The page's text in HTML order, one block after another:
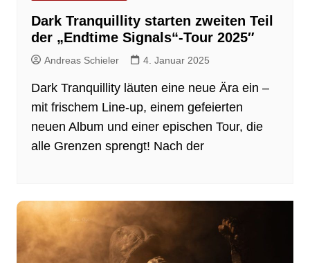
Dark Tranquillity starten zweiten Teil
der „Endtime Signals“-Tour 2025″
Andreas Schieler 4. Januar 2025
Dark Tranquillity läuten eine neue Ära ein –
mit frischem Line-up, einem gefeierten
neuen Album und einer epischen Tour, die
alle Grenzen sprengt! Nach der